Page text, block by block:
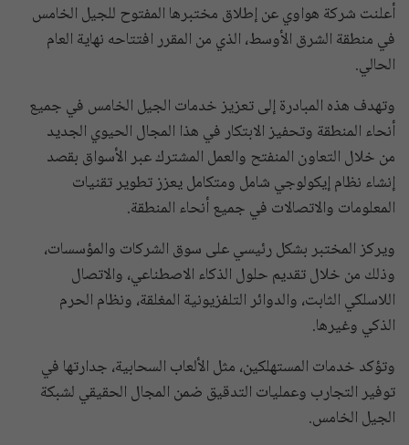
أعلنت شركة هواوي عن إطلاق مختبرها المفتوح للجيل الخامس
في منطقة الشرق الأوسط، الذي من المقرر افتتاحه نهاية العام
الحالي.
وتهدف هذه المبادرة إلى تعزيز خدمات الجيل الخامس في جميع
أنحاء المنطقة وتحفيز الابتكار في هذا المجال الحيوي الجديد
من خلال التعاون المنفتح والعمل المشترك عبر الأسواق بقصد
إنشاء نظام إيكولوجي شامل ومتكامل يعزز تطوير تقنيات
المعلومات والاتصالات في جميع أنحاء المنطقة.
ويركز المختبر بشكل رئيسي على سوق الشركات والمؤسسات،
وذلك من خلال تقديم حلول الذكاء الاصطناعي، والاتصال
اللاسلكي الثابت، والدوائر التلفزيونية المغلقة، ونظام الحرم
الذكي وغيرها.
وتؤكد خدمات المستهلكين، مثل الألعاب السحابية، جدارتها في
توفير التجارب وعمليات التدقيق ضمن المجال الحقيقي لشبكة
الجيل الخامس.